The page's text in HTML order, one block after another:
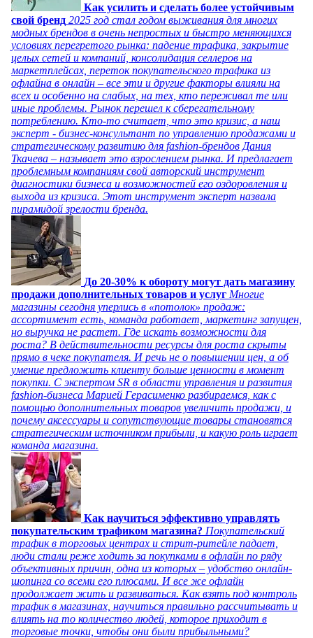
Как усилить и сделать более устойчивым
свой бренд 2025 год стал годом выживания для многих
модных брендов в очень непростых и быстро меняющихся
условиях перегретого рынка: падение трафика, закрытие
целых сетей и компаний, консолидация селлеров на
маркетплейсах, переток покупательского трафика из
офлайна в онлайн – все эти и другие факторы влияли на
всех и особенно на слабых, на тех, кто переживал те или
иные проблемы. Рынок перешел к сберегательному
потреблению. Кто-то считает, что это кризис, а наш
эксперт - бизнес-консультант по управлению продажами и
стратегическому развитию для fashion-брендов Дания
Ткачева – называет это взрослением рынка. И предлагает
проблемным компаниям свой авторский инструмент
диагностики бизнеса и возможностей его оздоровления и
выхода из кризиса. Этот инструмент эксперт назвала
пирамидой зрелости бренда.
До 20-30% к обороту могут дать магазину
продажи дополнительных товаров и услуг Многие
магазины сегодня уперлись в «потолок» продаж:
ассортимент есть, команда работает, маркетинг запущен,
но выручка не растет. Где искать возможности для
роста? В действительности ресурсы для роста скрыты
прямо в чеке покупателя. И речь не о повышении цен, а об
умение предложить клиенту больше ценности в момент
покупки. С экспертом SR в области управления и развития
fashion-бизнеса Марией Герасименко разбираемся, как с
помощью дополнительных товаров увеличить продажи, и
почему аксессуары и сопутствующие товары становятся
стратегическим источником прибыли, и какую роль играет
команда магазина.
Как научиться эффективно управлять
покупательским трафиком магазина? Покупательский
трафик в торговых центрах и стрит-ритейле падает,
люди стали реже ходить за покупками в офлайн по ряду
объективных причин, одна из которых – удобство онлайн-
шопинга со всеми его плюсами. И все же офлайн
продолжает жить и развиваться. Как взять под контроль
трафик в магазинах, научиться правильно рассчитывать и
влиять на то количество людей, которое приходит в
торговые точки, чтобы они были прибыльными?